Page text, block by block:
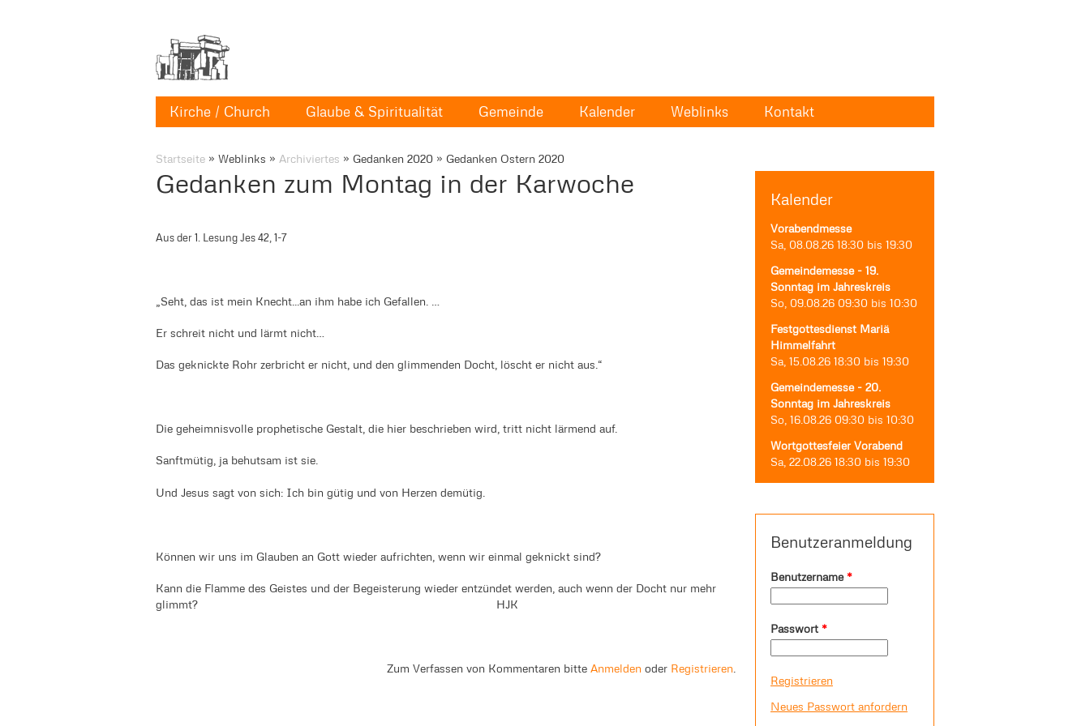
Kirche / Church Glaube & Spiritualität Gemeinde Kalender Weblinks Kontakt
Startseite » Weblinks » Archiviertes » Gedanken 2020 » Gedanken Ostern 2020
Kalender
Vorabendmesse
Sa, 08.08.26 18:30 bis 19:30
Gemeindemesse - 19.
Sonntag im Jahreskreis
So, 09.08.26 09:30 bis 10:30
Festgottesdienst Mariä
Himmelfahrt
Sa, 15.08.26 18:30 bis 19:30
Gemeindemesse - 20.
Sonntag im Jahreskreis
So, 16.08.26 09:30 bis 10:30
Wortgottesfeier Vorabend
Sa, 22.08.26 18:30 bis 19:30
Benutzeranmeldung
Benutzername *
Passwort *
Registrieren
Neues Passwort anfordern
Gedanken zum Montag in der Karwoche
Aus der 1. Lesung Jes 42, 1-7
„Seht, das ist mein Knecht...an ihm habe ich Gefallen. …
Er schreit nicht und lärmt nicht…
Das geknickte Rohr zerbricht er nicht, und den glimmenden Docht, löscht er nicht aus.“
Die geheimnisvolle prophetische Gestalt, die hier beschrieben wird, tritt nicht lärmend auf.
Sanftmütig, ja behutsam ist sie.
Und Jesus sagt von sich: Ich bin gütig und von Herzen demütig.
Können wir uns im Glauben an Gott wieder aufrichten, wenn wir einmal geknickt sind?
Kann die Flamme des Geistes und der Begeisterung wieder entzündet werden, auch wenn der Docht nur mehr
glimmt? HJK
Zum Verfassen von Kommentaren bitteAnmelden oder Registrieren